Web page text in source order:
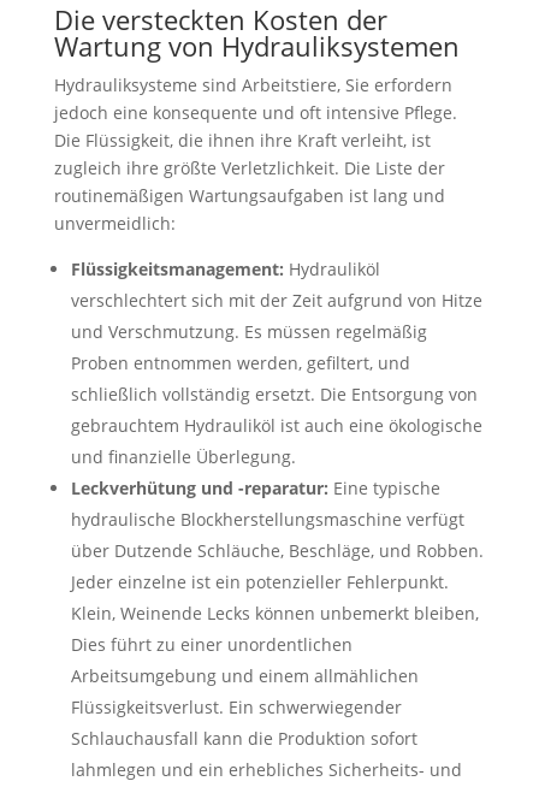
Die versteckten Kosten der
Wartung von Hydrauliksystemen
Hydrauliksysteme sind Arbeitstiere, Sie erfordern
jedoch eine konsequente und oft intensive Pflege.
Die Flüssigkeit, die ihnen ihre Kraft verleiht, ist
zugleich ihre größte Verletzlichkeit. Die Liste der
routinemäßigen Wartungsaufgaben ist lang und
unvermeidlich:
Flüssigkeitsmanagement: Hydrauliköl
verschlechtert sich mit der Zeit aufgrund von Hitze
und Verschmutzung. Es müssen regelmäßig
Proben entnommen werden, gefiltert, und
schließlich vollständig ersetzt. Die Entsorgung von
gebrauchtem Hydrauliköl ist auch eine ökologische
und finanzielle Überlegung.
Leckverhütung und -reparatur: Eine typische
hydraulische Blockherstellungsmaschine verfügt
über Dutzende Schläuche, Beschläge, und Robben.
Jeder einzelne ist ein potenzieller Fehlerpunkt.
Klein, Weinende Lecks können unbemerkt bleiben,
Dies führt zu einer unordentlichen
Arbeitsumgebung und einem allmählichen
Flüssigkeitsverlust. Ein schwerwiegender
Schlauchausfall kann die Produktion sofort
lahmlegen und ein erhebliches Sicherheits- und